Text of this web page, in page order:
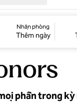
Nhận phòng
Thêm ngày
phần trong